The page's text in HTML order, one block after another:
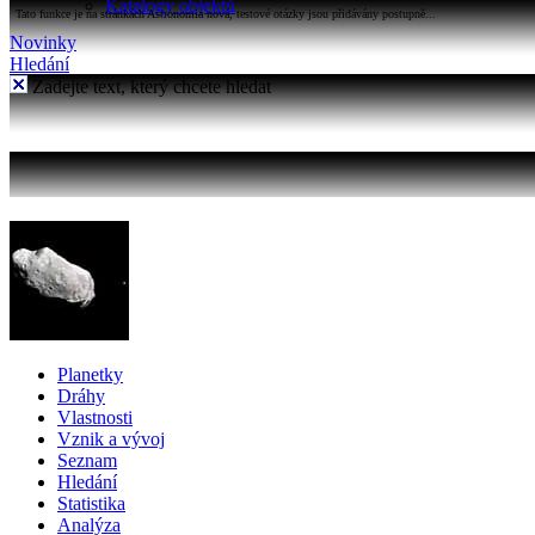
Katalogy objektů
Tato funkce je na stránkách Astronomia nová, testové otázky jsou přidávány postupně...
Novinky
Hledání
Zadejte text, který chcete hledat
Planetky
Dráhy
Vlastnosti
Vznik a vývoj
Seznam
Hledání
Statistika
Analýza